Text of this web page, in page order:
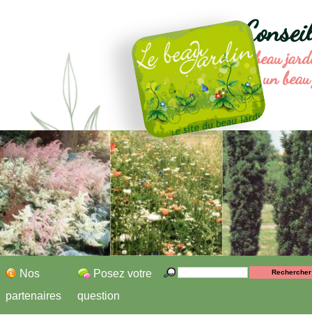
Le beau
un
Nos
partenaires
Posez votre
question